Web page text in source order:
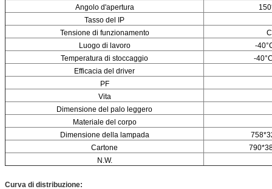
Angolo d'apertura
Tasso del IP
Tensione di funzionamento
Luogo di lavoro
-
Temperatura di stoccaggio
-
Efficacia del driver
PF
Vita
Dimensione del palo leggero
Materiale del corpo
Dimensione della lampada
Cartone
N.W.
Curva di distribuzione: